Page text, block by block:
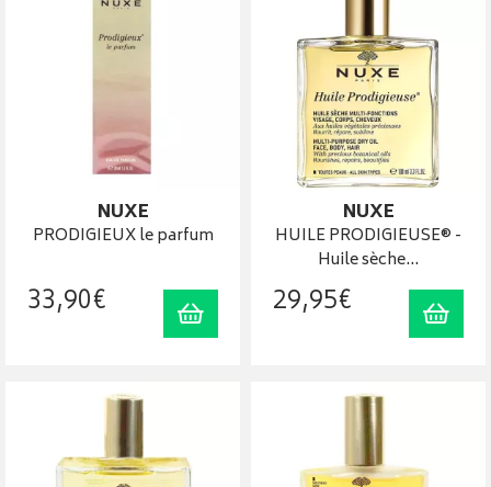
NUXE
PRODIGIEUX le parfum
33,90€ Ajouter au panier
NUXE
HUILE PRODIGIEUSE® -
Huile sèche…
29,95€